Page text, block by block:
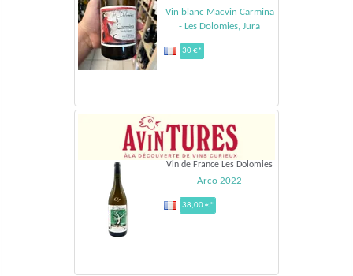
Vin blanc Macvin Carmina
- Les Dolomies, Jura
30 €*
Vin de France Les Dolomies
Arco 2022
38,00 €*